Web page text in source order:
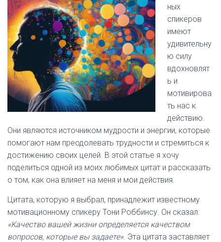
ных
спикеров
имеют
удивительну
ю силу
вдохновлят
ь и
мотивирова
ть нас к
действию.
Они являются источником мудрости и энергии, которые
помогают нам преодолевать трудности и стремиться к
достижению своих целей. В этой статье я хочу
поделиться одной из моих любимых цитат и рассказать
о том, как она влияет на меня и мои действия.
Цитата, которую я выбрал, принадлежит известному
мотивационному спикеру Тони Роббинсу. Он сказал:
«Качество вашей жизни определяется качеством
вопросов, которые вы задаете». Эта цитата заставляет